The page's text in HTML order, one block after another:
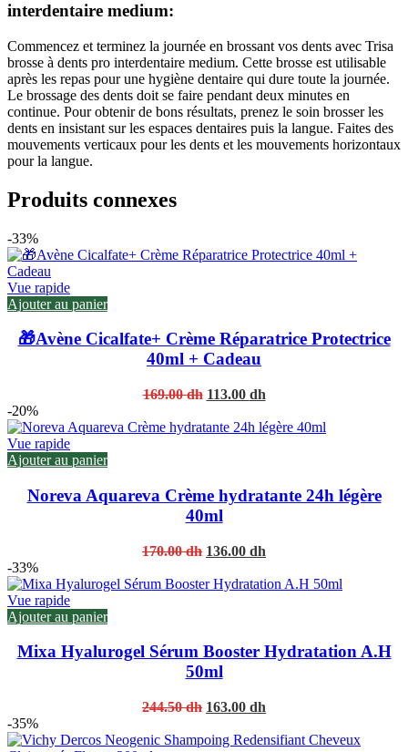
interdentaire medium:
Commencez et terminez la journée en brossant vos dents avec Trisa
brosse à dents pro interdentaire medium. Cette brosse est utilisable
après les repas pour une hygiène dentaire qui dure toute la journée.
Le brossage des dents doit se faire pendant deux minutes en
continue. Pour obtenir de bons résultats, prenez le soin brosser les
dents en insistant sur les espaces dentaires puis la langue. Faites des
mouvements verticaux pour les dents et les mouvements horizontaux
pour la langue.
Produits connexes
-33%
Vue rapide
Ajouter au panier
🎁Avène Cicalfate+ Crème Réparatrice Protectrice
40ml + Cadeau
169.00dh Original
was:
113.00 dhCurrent
is:
-20%
Vue rapide
Ajouter au panier
Noreva Aquareva Crème hydratante 24h légère
40ml
170.00dh Original
was:
136.00 dh
is:
-33%
Vue rapide
Ajouter au panier
Mixa Hyalurogel Sérum Booster Hydratation A.H
50ml
244.50dh Original
was:
163.00 dh
is:
-35%